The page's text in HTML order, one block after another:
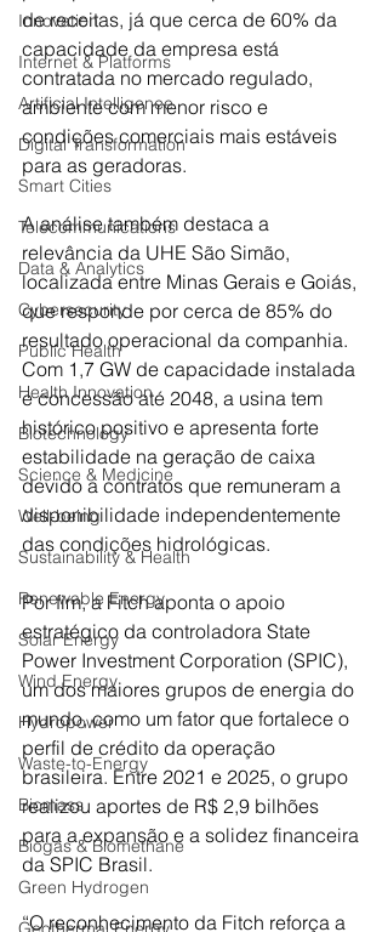
Innovation
Internet & Platforms
Artificial Intelligence
Digital Transformation
Smart Cities
Telecommunications
Data & Analytics
Cybersecurity
Public Health
Health Innovation
Biotechnology
Science & Medicine
Well-being
Sustainability & Health
Renewable Energy
Solar Energy
Wind Energy
Hydropower
Waste-to-Energy
Biomass
Biogas & Biomethane
Green Hydrogen
de receitas, já que cerca de 60% da
capacidade da empresa está
contratada no mercado regulado,
ambiente com menor risco e
condições comerciais mais estáveis
para as geradoras.
A análise também destaca a
relevância da UHE São Simão,
localizada entre Minas Gerais e Goiás,
que responde por cerca de 85% do
resultado operacional da companhia.
Com 1,7 GW de capacidade instalada
e concessão até 2048, a usina tem
histórico positivo e apresenta forte
estabilidade na geração de caixa
devido a contratos que remuneram a
disponibilidade independentemente
das condições hidrológicas.
Por fim, a Fitch aponta o apoio
estratégico da controladora State
Power Investment Corporation (SPIC),
um dos maiores grupos de energia do
mundo, como um fator que fortalece o
perfil de crédito da operação
brasileira. Entre 2021 e 2025, o grupo
realizou aportes de R$ 2,9 bilhões
para a expansão e a solidez financeira
da SPIC Brasil.
“O reconhecimento da Fitch reforça a